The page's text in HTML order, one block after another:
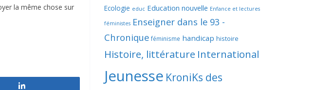
la même chose sur
Ecologie educ Education nouvelle Enfance et lectures
féministes Enseigner dans le 93 -
Chronique féminisme handicap histoire
Histoire, littérature International
Jeunesse KroniKs des